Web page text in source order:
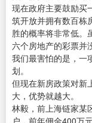
现在政府主要鼓励买
筑开放并拥有数百栋
胜的概率将非常低。
六个房地产的彩票并
我们最害怕的是，一
划。
但现在新房政策对新
大，优势就越大。
林毅，前上海链家某